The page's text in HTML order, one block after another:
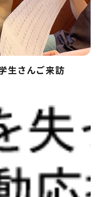
生さんご来訪